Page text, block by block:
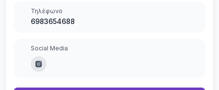
Τηλέφωνο
6983654688
Social Media